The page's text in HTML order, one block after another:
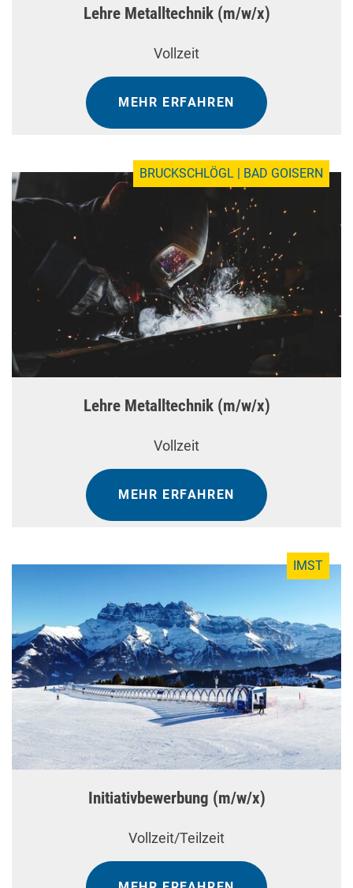
Lehre Metalltechnik (m/w/x)
Vollzeit
MEHR ERFAHREN
BRUCKSCHLÖGL | BAD GOISERN
Lehre Metalltechnik (m/w/x)
Vollzeit
MEHR ERFAHREN
IMST
Initiativbewerbung (m/w/x)
Vollzeit/Teilzeit